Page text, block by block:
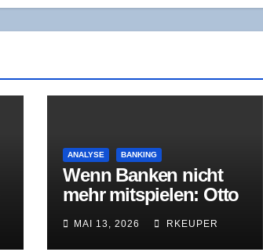
ANALYSE BANKING
Wenn Ban­ken nicht
mehr mit­spie­len: Otto
brik in der
MAI 13, 2026 RKEUPER